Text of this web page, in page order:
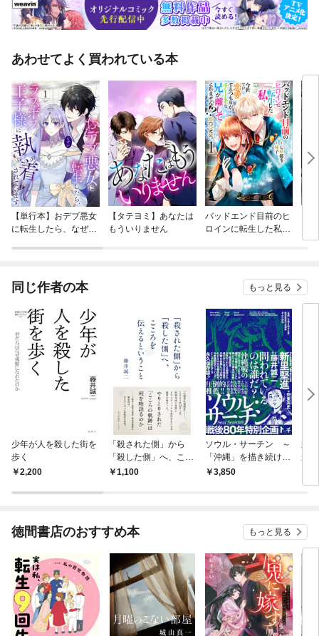
あわせてよく買われている本
【単行本】おデブ悪女
に転生したら、なぜか
【タテヨミ】あなたは
もういりません
バッドエンド目前のヒ
ロインに転生した私、
同じ作者の本 もっと見る
少年が人を殺した街を
歩く
2,200
「殺された側」から
「殺した側」へ、ここ
ろを伝えるということ
1,100
ソウル・サーチン ～
「沖縄」を描き続ける
男・新里堅進作品選集
3,850
か
徳間書店のおすすめ本 もっと見る